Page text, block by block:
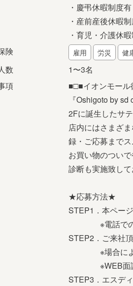
・慶弔休暇制度有
・産前産後休暇
・育児・介護休
険
雇用 労災 健
数
1〜3名
項
■□■イオンモー
『Oshigoto by
2Fに誕生したサ
店内にはさまざ
録・ご応募までス
お買い物のつい
診断も実施致し
★応募方法★
STEP1．本ペー
※電話でのご
STEP2．ご来社
※場合により
※WEB面談も
STEP3．エスデ